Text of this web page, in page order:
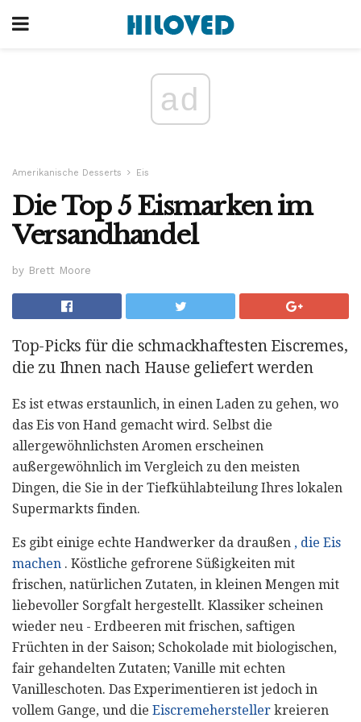
ad
Amerikanische Desserts Eis
Die Top 5 Eismarken im
Versandhandel
by Brett Moore
Top-Picks für die schmackhaftesten Eiscremes,
die zu Ihnen nach Hause geliefert werden
Es ist etwas erstaunlich, in einen Laden zu gehen, wo
das Eis von Hand gemacht wird. Selbst die
allergewöhnlichsten Aromen erscheinen
außergewöhnlich im Vergleich zu den meisten
Dingen, die Sie in der Tiefkühlabteilung Ihres lokalen
Supermarkts finden.
Es gibt einige echte Handwerker da draußen , die Eis
machen . Köstliche gefrorene Süßigkeiten mit
frischen, natürlichen Zutaten, in kleinen Mengen mit
liebevoller Sorgfalt hergestellt. Klassiker scheinen
wieder neu - Erdbeeren mit frischen, saftigen
Früchten in der Saison; Schokolade mit biologischen,
fair gehandelten Zutaten; Vanille mit echten
Vanilleschoten. Das Experimentieren ist jedoch in
vollem Gange, und die Eiscremehersteller kreieren